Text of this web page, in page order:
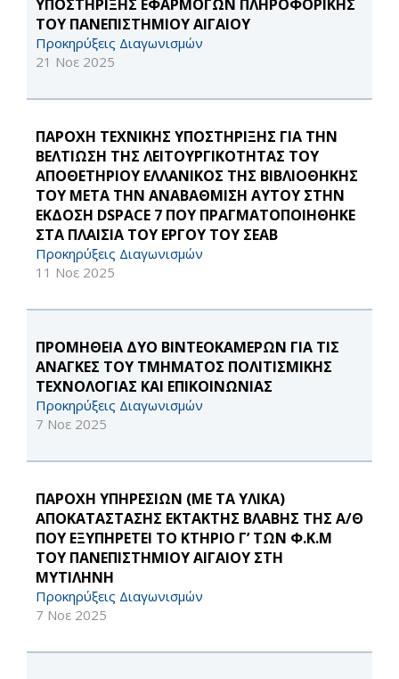
ΥΠΟΣΤΗΡΙΞΗΣ ΕΦΑΡΜΟΓΩΝ ΠΛΗΡΟΦΟΡΙΚΗΣ
ΤΟΥ ΠΑΝΕΠΙΣΤΗΜΙΟΥ ΑΙΓΑΙΟΥ
Προκηρύξεις Διαγωνισμών
21 Νοε 2025
ΠΑΡΟΧΗ ΤΕΧΝΙΚΗΣ ΥΠΟΣΤΗΡΙΞΗΣ ΓΙΑ ΤΗΝ
ΒΕΛΤΙΩΣΗ ΤΗΣ ΛΕΙΤΟΥΡΓΙΚΟΤΗΤΑΣ ΤΟΥ
ΑΠΟΘΕΤΗΡΙΟΥ ΕΛΛΑΝΙΚΟΣ ΤΗΣ ΒΙΒΛΙΟΘΗΚΗΣ
ΤΟΥ ΜΕΤΑ ΤΗΝ ΑΝΑΒΑΘΜΙΣΗ ΑΥΤΟΥ ΣΤΗΝ
ΕΚΔΟΣΗ DSPACE 7 ΠΟΥ ΠΡΑΓΜΑΤΟΠΟΙΗΘΗΚΕ
ΣΤΑ ΠΛΑΙΣΙΑ ΤΟΥ ΕΡΓΟΥ ΤΟΥ ΣΕΑΒ
Προκηρύξεις Διαγωνισμών
11 Νοε 2025
ΠΡΟΜΗΘΕΙΑ ΔΥΟ ΒΙΝΤΕΟΚΑΜΕΡΩΝ ΓΙΑ ΤΙΣ
ΑΝΑΓΚΕΣ ΤΟΥ ΤΜΗΜΑΤΟΣ ΠΟΛΙΤΙΣΜΙΚΗΣ
ΤΕΧΝΟΛΟΓΙΑΣ ΚΑΙ ΕΠΙΚΟΙΝΩΝΙΑΣ
Προκηρύξεις Διαγωνισμών
7 Νοε 2025
ΠΑΡΟΧΗ ΥΠΗΡΕΣΙΩΝ (ΜΕ ΤΑ ΥΛΙΚΑ)
ΑΠΟΚΑΤΑΣΤΑΣΗΣ ΕΚΤΑΚΤΗΣ ΒΛΑΒΗΣ ΤΗΣ Α/Θ
ΠΟΥ ΕΞΥΠΗΡΕΤΕΙ ΤΟ ΚΤΗΡΙΟ Γ’ ΤΩΝ Φ.Κ.Μ
ΤΟΥ ΠΑΝΕΠΙΣΤΗΜΙΟΥ ΑΙΓΑΙΟΥ ΣΤΗ
ΜΥΤΙΛΗΝΗ
Προκηρύξεις Διαγωνισμών
7 Νοε 2025